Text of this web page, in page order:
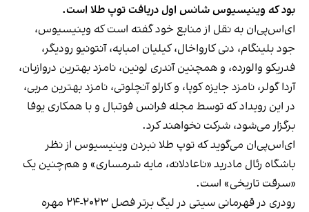
بود که وینیسیوس شانس اول دریافت توپ طلا است.
ای‌اس‌پی‌ان به نقل از منابع خود گفته است که وینیسیوس،
جود بلینگام، دنی کارواخال، کیلیان امباپه، آنتونیو رودیگر،
فدریکو والورده، و همچنین آندری لونین، نامزد بهترین دروازبان،
آردا گولر، نامزد جایزه کوپا، و کارلو آنچلوتی، نامزد بهترین مربی،
در این رویداد که توسط مجله فرانس فوتبال و با همکاری یوفا
برگزار می‌شود، شرکت نخواهند کرد.
ای‌اس‌پی‌ان می‌گوید که توپ طلا نبردن وینیسیوس از نظر
باشگاه رئال مادرید «ناعادلانه، مایه شرمساری» و هم‌چنین یک
«سرقت تاریخی» است.
رودری در قهرمانی سیتی در لیگ برتر فصل ٢٠٢٣-٢٤ مهره